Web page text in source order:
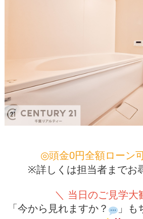
◎頭金0円全額ローン
※詳しくは担当者までお
＼ 当日のご見学大
「今から見れますか？
」も